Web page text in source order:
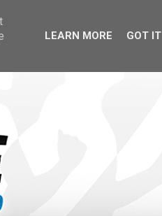
LEARN MORE GOT IT